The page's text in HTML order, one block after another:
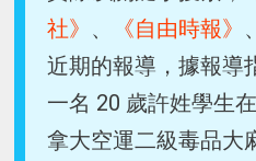
社》 、 《自由時報》 、
近期的報導，據報導
一名 20 歲許姓學生
拿大空運二級毒品大